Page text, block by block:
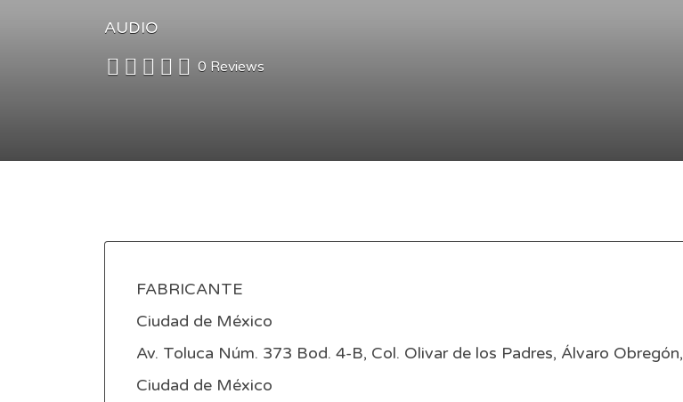
AUDIO
0 Reviews
FABRICANTE
Ciudad de México
Av. Toluca Núm. 373 Bod. 4-B, Col. Olivar de los Padres, Álvaro Obregón,
Ciudad de México